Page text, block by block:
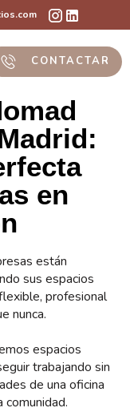
CONTACTAR
en
están
sus espacios
profesional
nunca.
espacios
trabajando sin
de una oficina